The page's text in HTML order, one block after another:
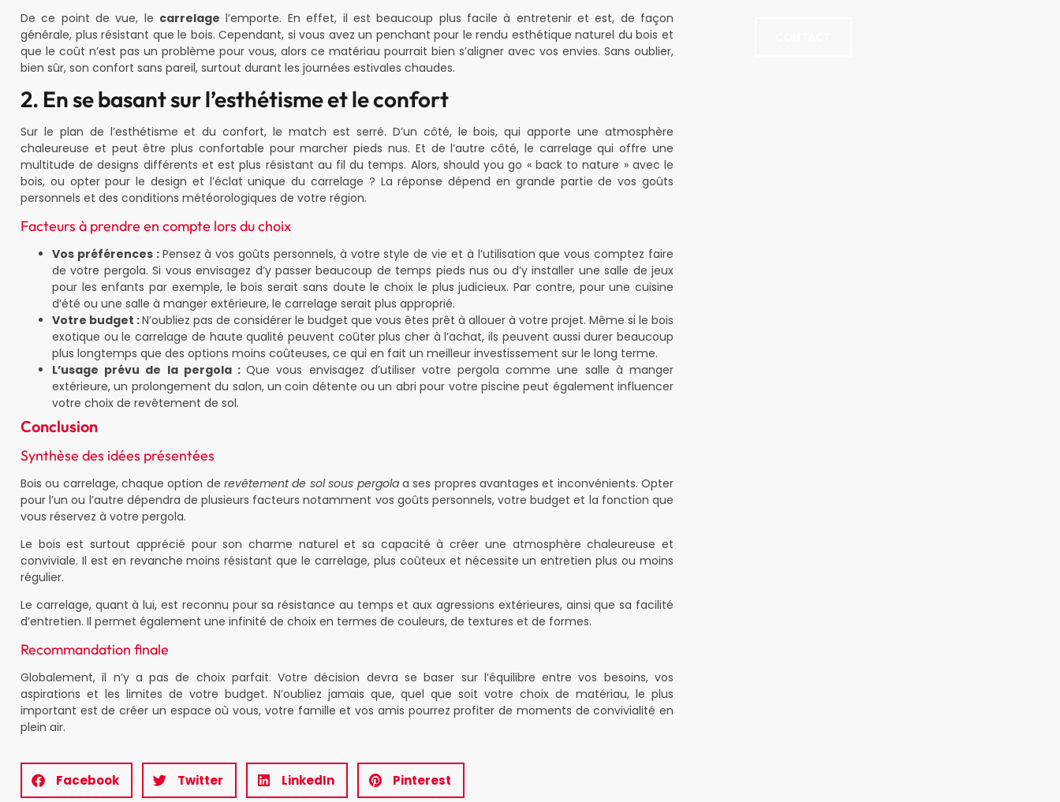
De ce point de vue, le carrelage l’emporte. En effet, il est beaucoup plus facile à entretenir et est, de façon
générale, plus résistant que le bois. Cependant, si vous avez un penchant pour le rendu esthétique naturel du bois et
que le coût n’est pas un problème pour vous, alors ce matériau pourrait bien s’aligner avec vos envies. Sans oublier,
bien sûr, son confort sans pareil, surtout durant les journées estivales chaudes.
2. En se basant sur l’esthétisme et le confort
Sur le plan de l’esthétisme et du confort, le match est serré. D’un côté, le bois, qui apporte une atmosphère
chaleureuse et peut être plus confortable pour marcher pieds nus. Et de l’autre côté, le carrelage qui offre une
multitude de designs différents et est plus résistant au fil du temps. Alors, should you go « back to nature » avec le
bois, ou opter pour le design et l’éclat unique du carrelage ? La réponse dépend en grande partie de vos goûts
personnels et des conditions météorologiques de votre région.
Facteurs à prendre en compte lors du choix
Vos préférences : Pensez à vos goûts personnels, à votre style de vie et à l’utilisation que vous comptez faire
de votre pergola. Si vous envisagez d’y passer beaucoup de temps pieds nus ou d’y installer une salle de jeux
pour les enfants par exemple, le bois serait sans doute le choix le plus judicieux. Par contre, pour une cuisine
d’été ou une salle à manger extérieure, le carrelage serait plus approprié.
Votre budget :N’oubliez pas de considérer le budget que vous êtes prêt à allouer à votre projet. Même si le bois
exotique ou le carrelage de haute qualité peuvent coûter plus cher à l’achat, ils peuvent aussi durer beaucoup
plus longtemps que des options moins coûteuses, ce qui en fait un meilleur investissement sur le long terme.
L’usage prévu de la pergola :Que vous envisagez d’utiliser votre pergola comme une salle à manger
extérieure, un prolongement du salon, un coin détente ou un abri pour votre piscine peut également influencer
votre choix de revêtement de sol.
Conclusion
Synthèse des idées présentées
Bois ou carrelage, chaque option derevêtement de sol sous pergolaa ses propres avantages et inconvénients. Opter
pour l’un ou l’autre dépendra de plusieurs facteurs notamment vos goûts personnels, votre budget et la fonction que
vous réservez à votre pergola.
Le bois est surtout apprécié pour son charme naturel et sa capacité à créer une atmosphère chaleureuse et
conviviale. Il est en revanche moins résistant que le carrelage, plus coûteux et nécessite un entretien plus ou moins
régulier.
Le carrelage, quant à lui, est reconnu pour sa résistance au temps et aux agressions extérieures, ainsi que sa facilité
d’entretien. Il permet également une infinité de choix en termes de couleurs, de textures et de formes.
Recommandation finale
Globalement, il n’y a pas de choix parfait. Votre décision devra se baser sur l’équilibre entre vos besoins, vos
aspirations et les limites de votre budget. N’oubliez jamais que, quel que soit votre choix de matériau, le plus
important est de créer un espace où vous, votre famille et vos amis pourrez profiter de moments de convivialité en
plein air.
Facebook Twitter LinkedIn Pinterest